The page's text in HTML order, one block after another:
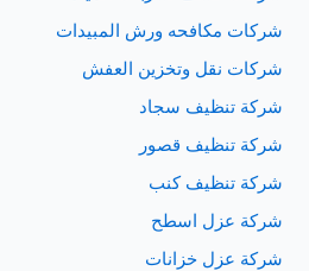
شركات مكافحه ورش المبيدات
شركات نقل وتخزين العفش
شركة تنظيف سجاد
شركة تنظيف قصور
شركة تنظيف كنب
شركة عزل اسطح
شركة عزل خزانات